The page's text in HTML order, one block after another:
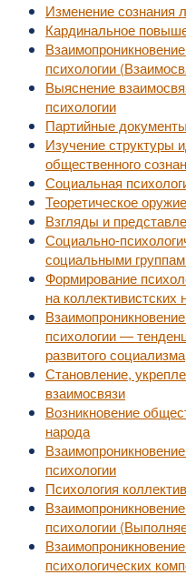
Изменение сознания
Кардинальное
психологии
Выяснение
психологии
Партийные
Изучение структуры
общественного
Социальная
Теоретическое
Взгляды и
Социально-
социальными
Формирование
на коллективистских
психологии —
развитого социализма
Становление,
взаимосвязи
Возникновение
народа
психологии
Психология
психологии
психологических